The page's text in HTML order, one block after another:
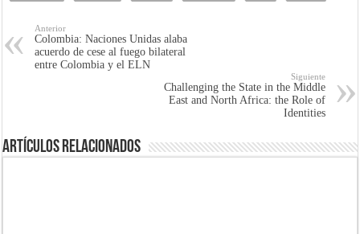
Anterior
Colombia: Naciones Unidas alaba
acuerdo de cese al fuego bilateral
entre Colombia y el ELN
Siguiente
Challenging the State in the Middle
East and North Africa: the Role of
Identities
Artículos Relacionados